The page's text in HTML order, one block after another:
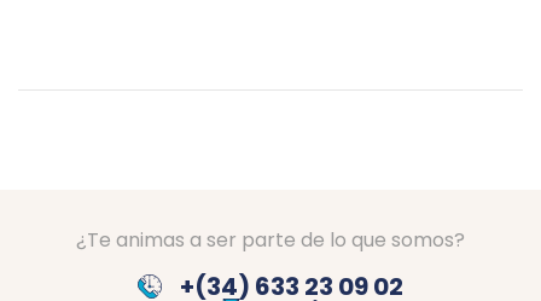
¿Te animas a ser parte de lo que somos?
+(34) 633 23 09 02